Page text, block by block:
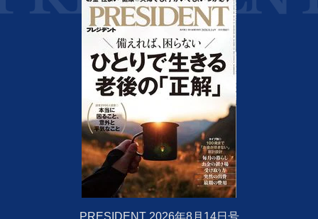
PRESIDENT 2026年8月14日号